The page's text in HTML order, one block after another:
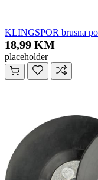
KLINGSPOR brusna
18,99 KM
placeholder